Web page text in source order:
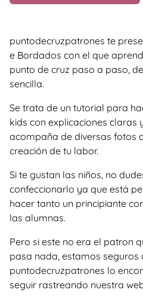
puntodecruzpatrones te
e Bordados con el que
punto de cruz paso a paso,
sencilla.
Se trata de un tutorial para
kids con explicaciones
acompaña de diversas fotos
creación de tu labor.
Si te gustan las niños, no
confeccionarlo ya que está
hacer tanto un principiante
las alumnas.
Pero si este no era el patron
pasa nada, estamos seguros
puntodecruzpatrones lo
seguir rastreando nuestra